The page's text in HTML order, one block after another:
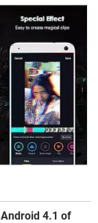
Android 4.1 of